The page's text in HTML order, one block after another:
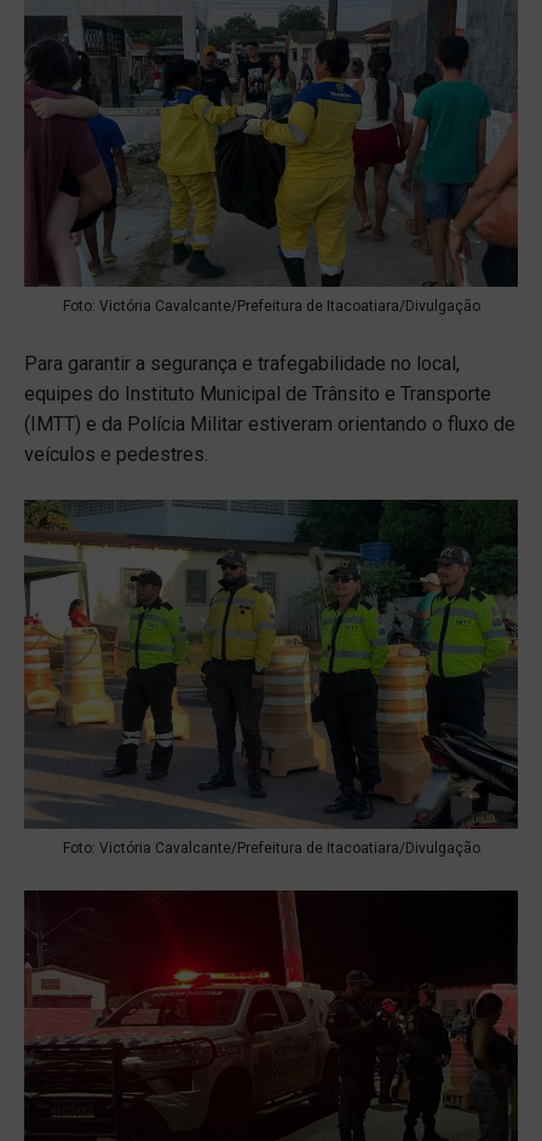
Foto: Victória Cavalcante/Prefeitura de Itacoatiara/Divulgação
Para garantir a segurança e trafegabilidade no local,
equipes do Instituto Municipal de Trânsito e Transporte
(IMTT) e da Polícia Militar estiveram orientando o fluxo de
veículos e pedestres.
Foto: Victória Cavalcante/Prefeitura de Itacoatiara/Divulgação